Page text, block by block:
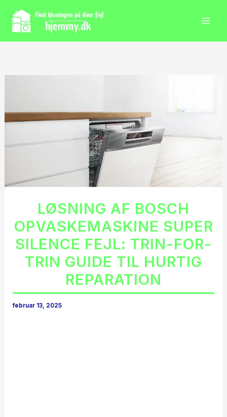
indholdet
LØSNING AF BOSCH
OPVASKEMASKINE SUPER
SILENCE FEJL: TRIN-FOR-
TRIN GUIDE TIL HURTIG
REPARATION
februar 13, 2025